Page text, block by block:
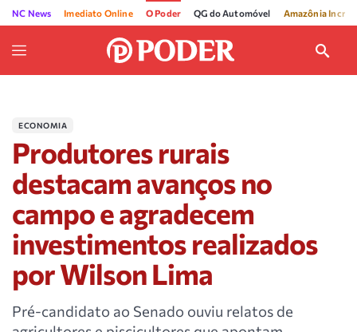
NC News Imediato Online O Poder QG do Automóvel Amazônia
ECONOMIA
Produtores rurais
destacam avanços no
campo e agradecem
investimentos realizados
por Wilson Lima
Pré-candidato ao Senado ouviu relatos de